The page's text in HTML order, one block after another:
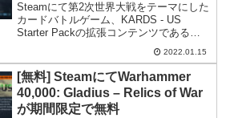
Steamにて第2次世界大戦をテーマにした
カードバトルゲーム、KARDS - US
Starter Packの拡張コンテンツである
KARDS - US Starter Packが期間限定で
2022.01.15
[無料] SteamにてWarhammer
40,000: Gladius – Relics of War
が期間限定で無料